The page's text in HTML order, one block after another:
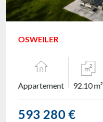
OSWEILER
Appartement 92.10 m²
593 280 €